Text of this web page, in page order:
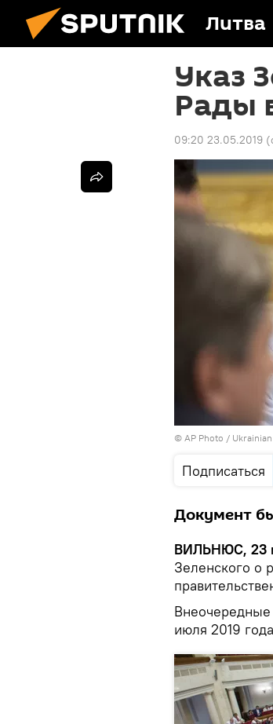
Литва
Указ
Рады
09:20 23.05.2019
© AP Photo /
Подписаться
Документ
ВИЛЬНЮС, 23
Зеленского о
июля 2019